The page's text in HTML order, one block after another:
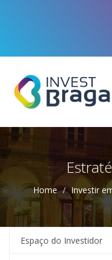
Home / Investir
Espaço do Investidor